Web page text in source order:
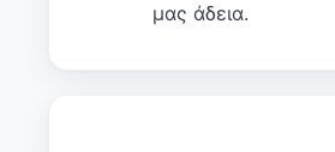
μας άδεια.